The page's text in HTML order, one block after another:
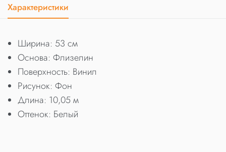
Характеристики
Ширина: 53 см
Основа: Флизелин
Поверхность: Винил
Рисунок: Фон
Длина: 10,05 м
Оттенок: Белый